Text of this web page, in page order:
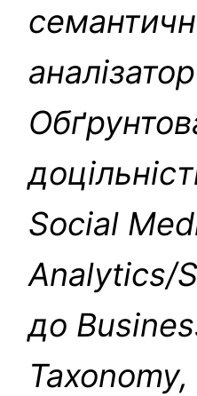
Social
Analytics/
до
Taxonomy,